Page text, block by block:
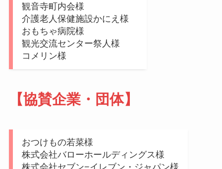
観音寺町内会様
介護老人保健施設かにえ様
おもちゃ病院様
観光交流センター祭人様
コメリン様
【協賛企業・団体】
おつけもの若菜様
株式会社バローホールディングス様
株式会社セブン−イレブン・ジャパン様